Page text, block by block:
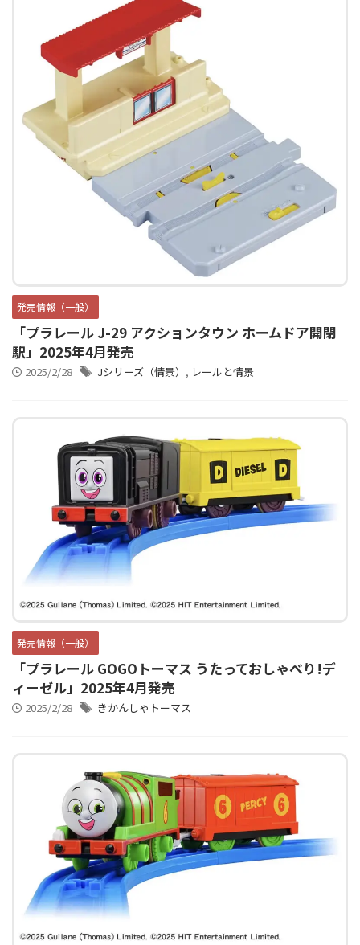
発売情報（一般）
「プラレール J-29 アクションタウン ホームドア開閉
駅」2025年4月発売
2025/2/28 Jシリーズ（情景） , レールと情景
発売情報（一般）
「プラレール GOGOトーマス うたっておしゃべり!デ
ィーゼル」2025年4月発売
2025/2/28 きかんしゃトーマス